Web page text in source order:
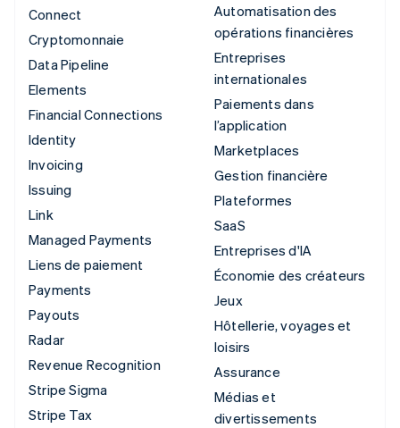
Connect
Cryptomonnaie
Data Pipeline
Elements
Financial Connections
Identity
Invoicing
Issuing
Link
Managed Payments
Liens de paiement
Payments
Payouts
Radar
Revenue Recognition
Stripe Sigma
Stripe Tax
Automatisation des
opérations financières
Entreprises
internationales
Paiements dans
l’application
Marketplaces
Gestion financière
Plateformes
SaaS
Entreprises d'IA
Économie des créateurs
Jeux
Hôtellerie, voyages et
loisirs
Assurance
Médias et
divertissements